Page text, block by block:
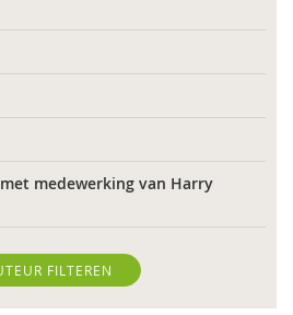
medewerking van Harry
FILTEREN